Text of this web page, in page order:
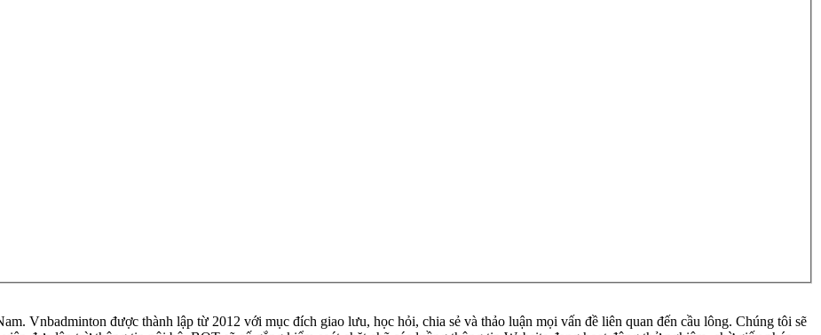
Vnbadminton được thành lập từ 2012 với mục đích giao lưu, học hỏi, chia sẻ và thảo luận mọi vấn đề liên quan đến cầu lông. Chúng tôi sẽ